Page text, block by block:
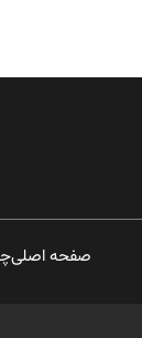
صفحه اصلی